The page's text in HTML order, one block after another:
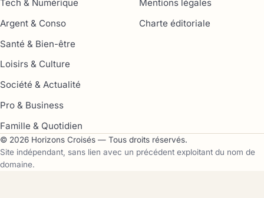
Tech & Numérique
Argent & Conso
Santé & Bien-être
Loisirs & Culture
Société & Actualité
Pro & Business
Famille & Quotidien
Mentions légales
Charte éditoriale
© 2026 Horizons Croisés — Tous droits réservés.
Site indépendant, sans lien avec un précédent exploitant du nom de
domaine.